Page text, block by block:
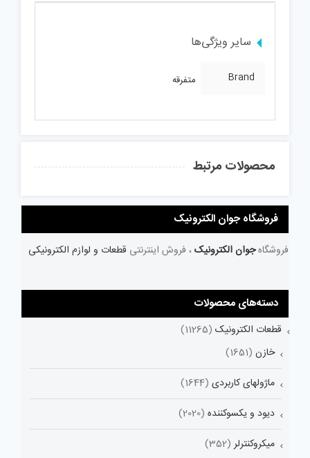
سایر ویژگی‌ها
Brand متفرقه
محصولات مرتبط
فروشگاه جوان الکترونیک
فروشگاهجوان الکترونیک ، فروش اینترنتی قطعات و لوازم الکترونیکی
دسته‌های محصولات
قطعات الکترونیک (11265)
خازن (1651)
ماژولهای کاربردی (1644)
دیود و یکسوکننده (2020)
میکروکنترلر (352)